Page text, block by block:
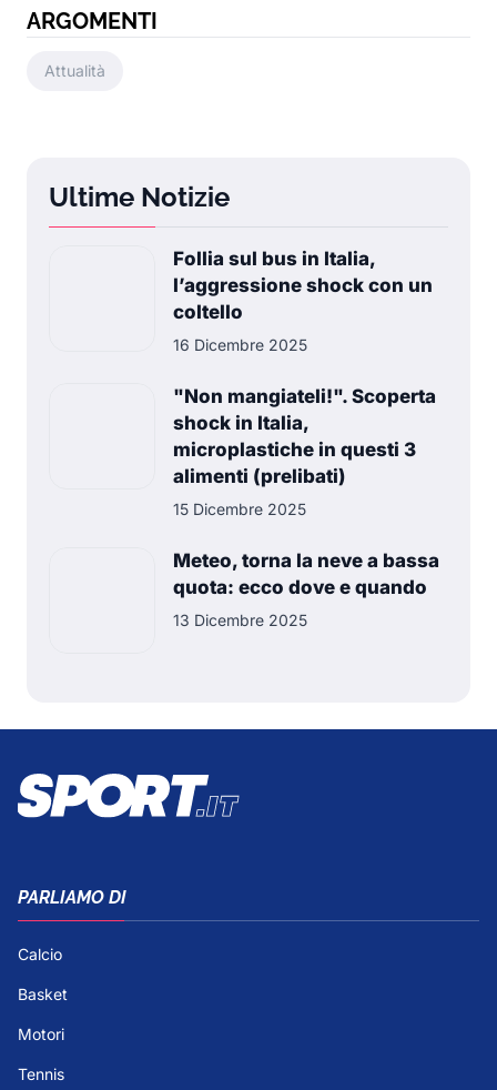
ARGOMENTI
Attualità
Ultime Notizie
Follia sul bus in Italia,
l’aggressione shock con un
coltello
16 Dicembre 2025
"Non mangiateli!". Scoperta
shock in Italia,
microplastiche in questi 3
alimenti (prelibati)
15 Dicembre 2025
Meteo, torna la neve a bassa
quota: ecco dove e quando
13 Dicembre 2025
PARLIAMO DI
Calcio
Basket
Motori
Tennis